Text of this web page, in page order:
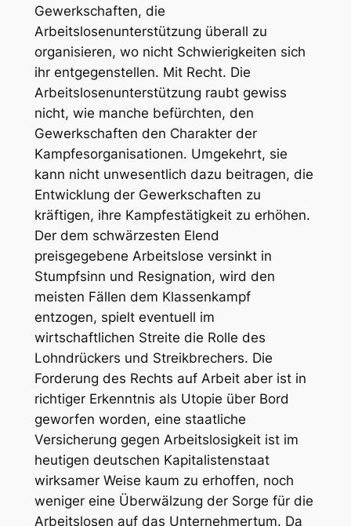
Gewerkschaften, die
Arbeitslosenunterstützung überall zu
organisieren, wo nicht Schwierigkeiten sich
ihr entgegenstellen. Mit Recht. Die
Arbeitslosenunterstützung raubt gewiss
nicht, wie manche befürchten, den
Gewerkschaften den Charakter der
Kampfesorganisationen. Umgekehrt, sie
kann nicht unwesentlich dazu beitragen, die
Entwicklung der Gewerkschaften zu
kräftigen, ihre Kampfestätigkeit zu erhöhen.
Der dem schwärzesten Elend
preisgegebene Arbeitslose versinkt in
Stumpfsinn und Resignation, wird den
meisten Fällen dem Klassenkampf
entzogen, spielt eventuell im
wirtschaftlichen Streite die Rolle des
Lohndrückers und Streikbrechers. Die
Forderung des Rechts auf Arbeit aber ist in
richtiger Erkenntnis als Utopie über Bord
geworfen worden, eine staatliche
Versicherung gegen Arbeitslosigkeit ist im
heutigen deutschen Kapitalistenstaat
wirksamer Weise kaum zu erhoffen, noch
weniger eine Überwälzung der Sorge für die
Arbeitslosen auf das Unternehmertum. Da